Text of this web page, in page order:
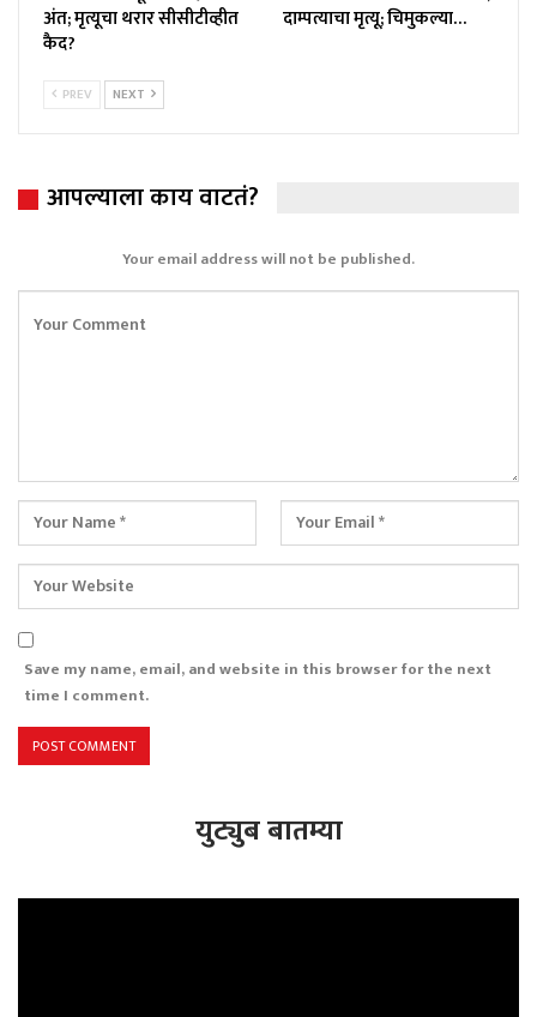
अंत; मृत्यूचा थरार सीसीटीव्हीत
कैद?
दाम्पत्याचा मृत्यू; चिमुकल्या…
PREV NEXT
आपल्याला काय वाटतं?
Your email address will not be published.
Save my name, email, and website in this browser for the next
time I comment.
युट्युब बातम्या